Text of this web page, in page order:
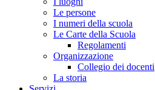
Le persone
I numeri della scuola
Le Carte della Scuola
Regolamenti
Organizzazione
Collegio dei docenti
La storia